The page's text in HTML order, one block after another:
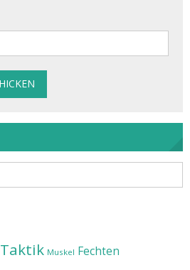
Taktik Muskel Fechten